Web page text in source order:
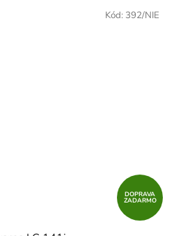
DOPRAVA
ZADARMO
Kód: 392/NIE